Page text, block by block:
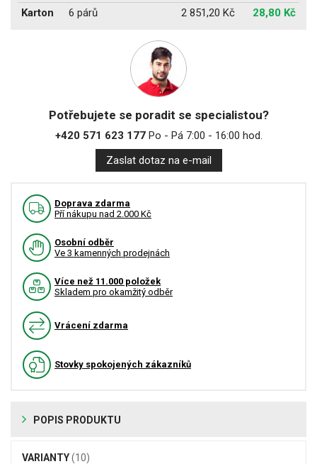
Karton
6 párů 2 851,20 Kč 28,80 Kč
Potřebujete se poradit se specialistou?
+420 571 623 177Po - Pá 7:00 - 16:00 hod.
Zaslat dotaz na e-mail
Doprava zdarma
Pří nákupu nad 2.000 Kč
Osobní odběr
Ve 3 kamenných prodejnách
Více než 11.000 položek
Skladem pro okamžitý odběr
Vrácení zdarma
Stovky spokojených zákazníků
POPIS PRODUKTU
VARIANTY(10)